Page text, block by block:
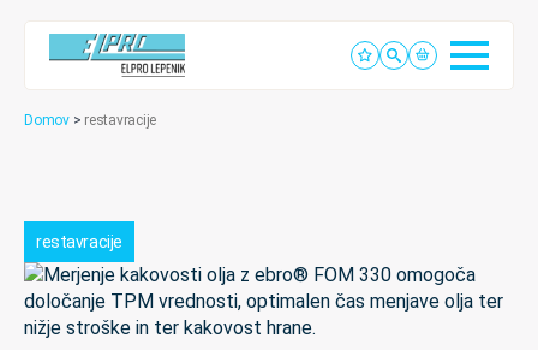
Domov > restavracije
restavracije